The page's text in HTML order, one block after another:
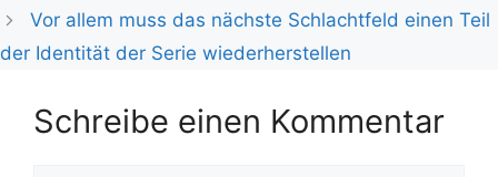
Vor allem muss das nächste Schlachtfeld einen Teil
der Identität der Serie wiederherstellen
Schreibe einen Kommentar